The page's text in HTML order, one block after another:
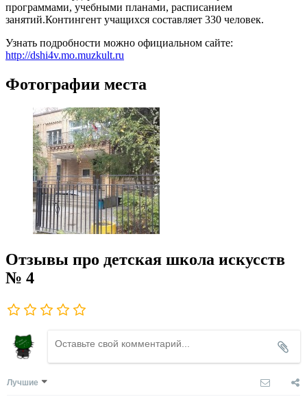
программами, учебными планами, расписанием
занятий.Контингент учащихся составляет 330 человек.
Узнать подробности можно официальном сайте:
http://dshi4v.mo.muzkult.ru
Фотографии места
Отзывы про детская школа искусств
№ 4
Лучшие